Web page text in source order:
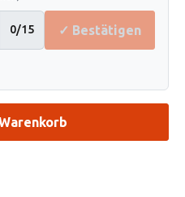
0/15 ✓ Bestätigen
Wert